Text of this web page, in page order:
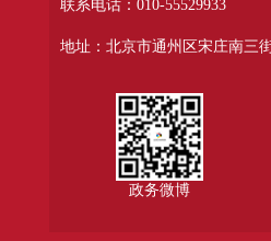
联系电话：010-55529933
地址：北京市通州区宋庄南三
政务微博